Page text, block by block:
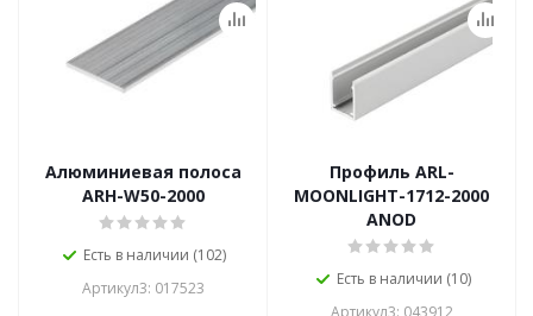
Алюминиевая полоса
ARH-W50-2000
Есть в наличии (102)
Артикул3: 017523
Профиль ARL-
MOONLIGHT-1712-2000
ANOD
Есть в наличии (10)
Артикул3: 043912